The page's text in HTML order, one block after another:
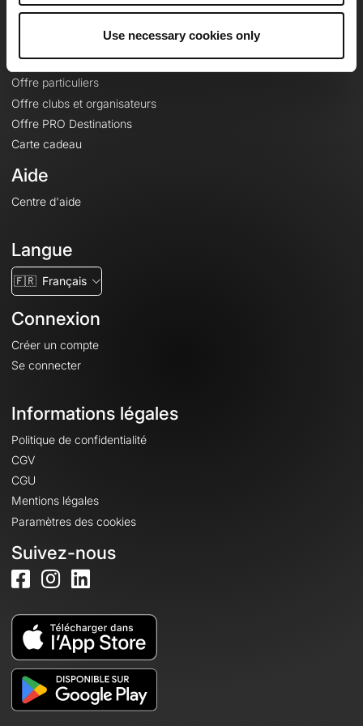
Use necessary cookies only
Offres
Fonds de cartes topographiques
Fonctionnalités
Offre particuliers
Offre clubs et organisateurs
Offre PRO Destinations
Carte cadeau
Aide
Centre d'aide
Langue
🇫🇷 Français
Connexion
Créer un compte
Se connecter
Informations légales
Politique de confidentialité
CGV
CGU
Mentions légales
Paramètres des cookies
Suivez-nous